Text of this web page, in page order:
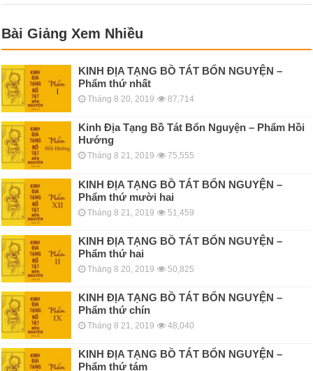
Bài Giảng Xem Nhiều
KINH ÐỊA TẠNG BỒ TÁT BỔN NGUYỆN –
Phẩm thứ nhất
Tháng 8 20, 2019 87,714
Kinh Địa Tạng Bồ Tát Bổn Nguyện – Phẩm Hồi
Hướng
Tháng 8 21, 2019 75,555
KINH ÐỊA TẠNG BỒ TÁT BỔN NGUYỆN –
Phẩm thứ mười hai
Tháng 8 21, 2019 51,459
KINH ÐỊA TẠNG BỒ TÁT BỔN NGUYỆN –
Phẩm thứ hai
Tháng 8 20, 2019 50,825
KINH ÐỊA TẠNG BỒ TÁT BỔN NGUYỆN –
Phẩm thứ chín
Tháng 8 21, 2019 48,040
KINH ÐỊA TẠNG BỒ TÁT BỔN NGUYỆN –
Phẩm thứ tám